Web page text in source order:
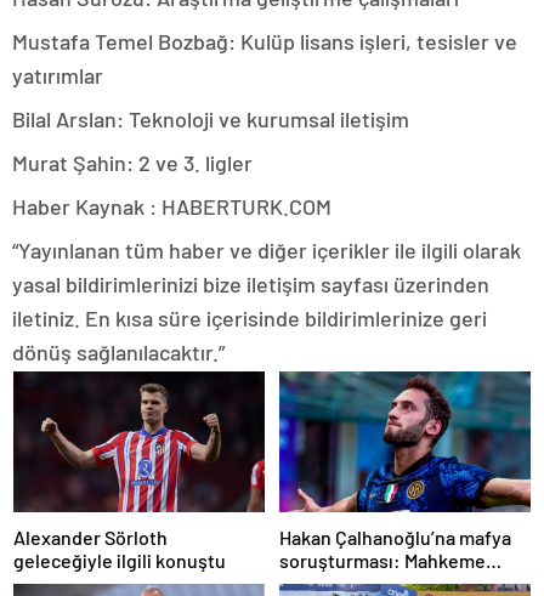
Mustafa Temel Bozbağ: Kulüp lisans işleri, tesisler ve
yatırımlar
Bilal Arslan: Teknoloji ve kurumsal iletişim
Murat Şahin: 2 ve 3. ligler
Haber Kaynak : HABERTURK.COM
“Yayınlanan tüm haber ve diğer içerikler ile ilgili olarak
yasal bildirimlerinizi bize iletişim sayfası üzerinden
iletiniz. En kısa süre içerisinde bildirimlerinize geri
dönüş sağlanılacaktır.”
Alexander Sörloth
geleceğiyle ilgili konuştu
Hakan Çalhanoğlu’na mafya
soruşturması: Mahkeme
cezasını açıkladı